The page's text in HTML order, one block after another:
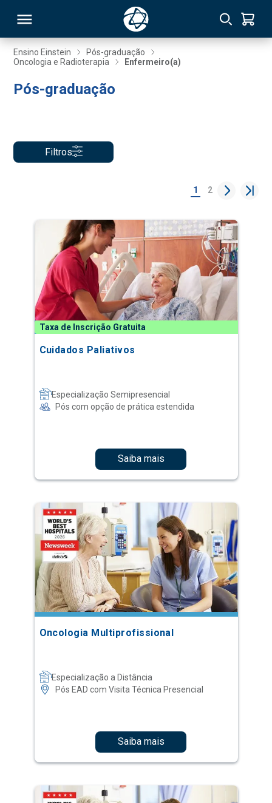
Ensino Einstein
Pós-graduação
Oncologia e Radioterapia
Enfermeiro(a)
Pós-graduação
Filtros
1 2
Taxa de Inscrição Gratuita
Cuidados Paliativos
Especialização Semipresencial
Pós com opção de prática estendida
Saiba mais
Oncologia Multiprofissional
Especialização a Distância
Pós EAD com Visita Técnica Presencial
Saiba mais